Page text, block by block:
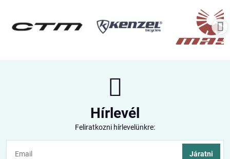
Hírlevél
Feliratkozni hírlevelünkre:
Járatni